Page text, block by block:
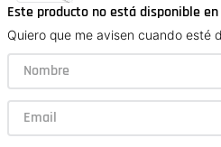
Este producto no está disponible
Quiero que me avisen cuando esté